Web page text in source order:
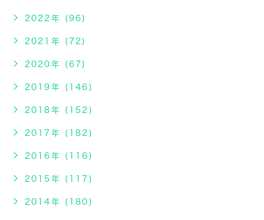
2022年 (96)
2021年 (72)
2020年 (67)
2019年 (146)
2018年 (152)
2017年 (182)
2016年 (116)
2015年 (117)
2014年 (180)